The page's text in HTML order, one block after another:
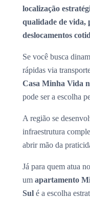
localização
qualidade de vida,
deslocamentos
Se você busca
rápidas via
Casa Minha Vida
pode ser a escolha
A região se
infraestrutura
abrir mão da
Já para quem atua
um apartamento
Sul é a escolha